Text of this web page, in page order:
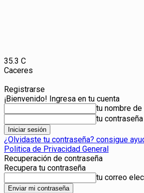
35.3 C
Caceres
Registrarse
¡Bienvenido! Ingresa en tu cuenta
tu nombre de
tu contraseña
¿Olvidaste tu contraseña? consigue
Politica de Privacidad General
Recuperación de contraseña
Recupera tu contraseña
tu correo